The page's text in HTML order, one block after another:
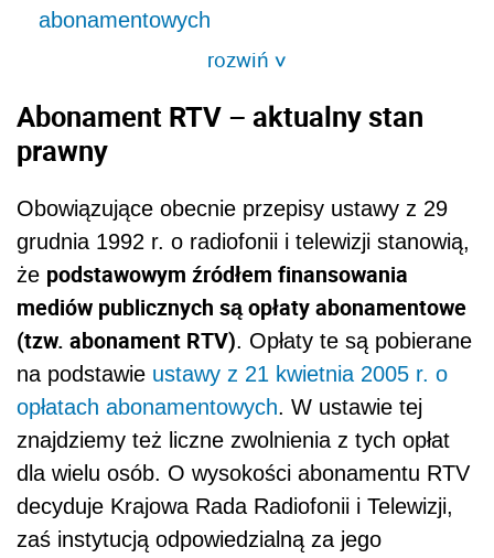
abonamentowych
rozwiń>
Abonament RTV – aktualny stan
prawny
Obowiązujące obecnie przepisy ustawy z 29
grudnia 1992 r. o radiofonii i telewizji stanowią,
że podstawowym źródłem finansowania
mediów publicznych są opłaty abonamentowe
(tzw. abonament RTV). Opłaty te są pobierane
na podstawie ustawy z 21 kwietnia 2005 r. o
opłatach abonamentowych. W ustawie tej
znajdziemy też liczne zwolnienia z tych opłat
dla wielu osób. O wysokości abonamentu RTV
decyduje Krajowa Rada Radiofonii i Telewizji,
zaś instytucją odpowiedzialną za jego